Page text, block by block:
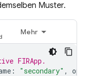
Muster.
Mehr
FIRApp.
: "secondary" ,